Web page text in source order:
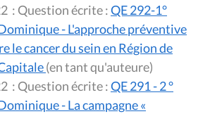
: Question écrite :QE 292-1°
- L'approche préventive
le cancer du sein en Région de
(en tant qu'auteure)
: Question écrite :QE 291 - 2 °
- La campagne «